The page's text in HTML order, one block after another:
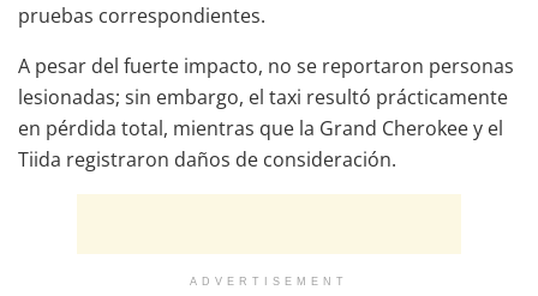
pruebas correspondientes.
A pesar del fuerte impacto, no se reportaron personas
lesionadas; sin embargo, el taxi resultó prácticamente
en pérdida total, mientras que la Grand Cherokee y el
Tiida registraron daños de consideración.
ADVERTISEMENT